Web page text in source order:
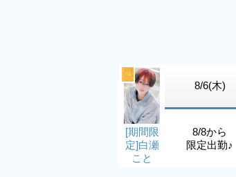
☆1
[期間限
定]白瀬
こと
8/6(木)
8/8から
限定出勤♪